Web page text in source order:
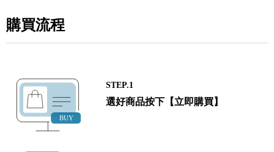
購買流程
STEP.1
選好商品按下【立即購買】